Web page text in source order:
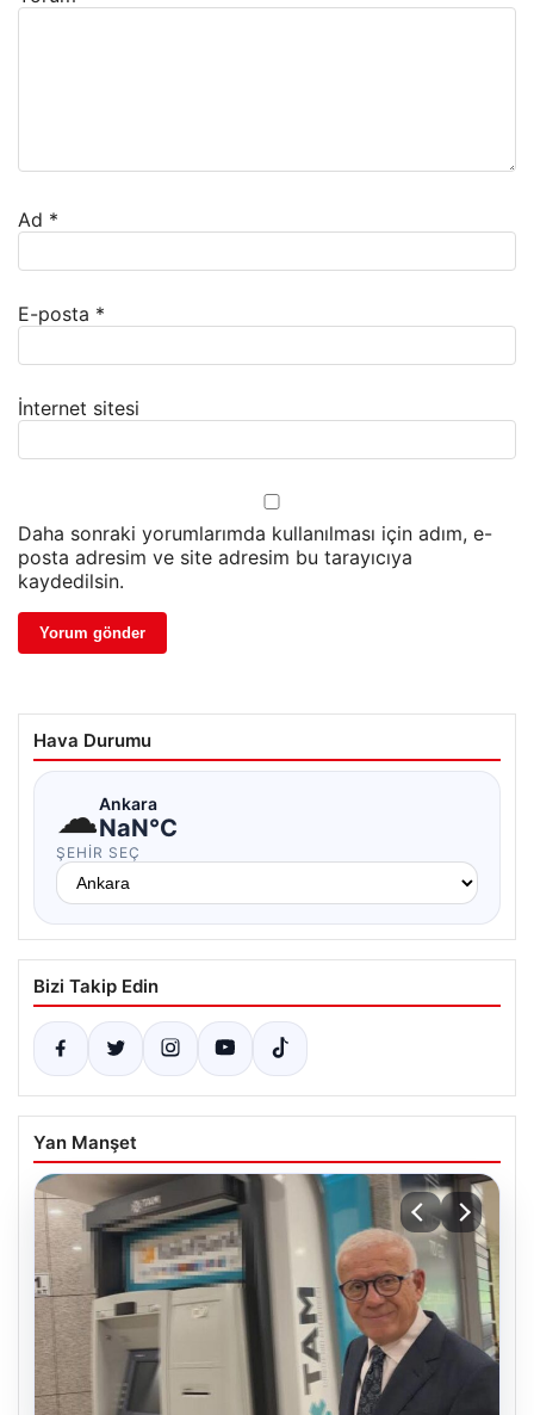
Ad *
E-posta *
İnternet sitesi
Daha sonraki yorumlarımda kullanılması için adım, e-
posta adresim ve site adresim bu tarayıcıya
kaydedilsin.
Hava Durumu
☁Ankara
NaN°C
ŞEHIR SEÇ
Bizi Takip Edin
Yan Manşet